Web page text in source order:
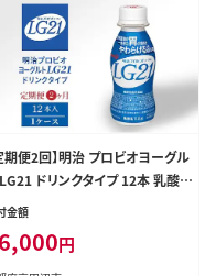
期便2回】明治 プロビオヨーグル
ドリンクタイプ 12本 乳酸
機能性表示食品 飲むヨーグルト
飲料 乳酸菌飲料 冷蔵 京都
金額
円